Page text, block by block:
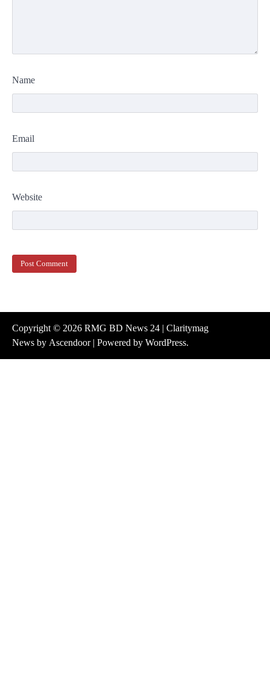
Name
Email
Website
Copyright © 2026 RMG BD News 24 | Claritymag
News by Ascendoor| Powered by WordPress.